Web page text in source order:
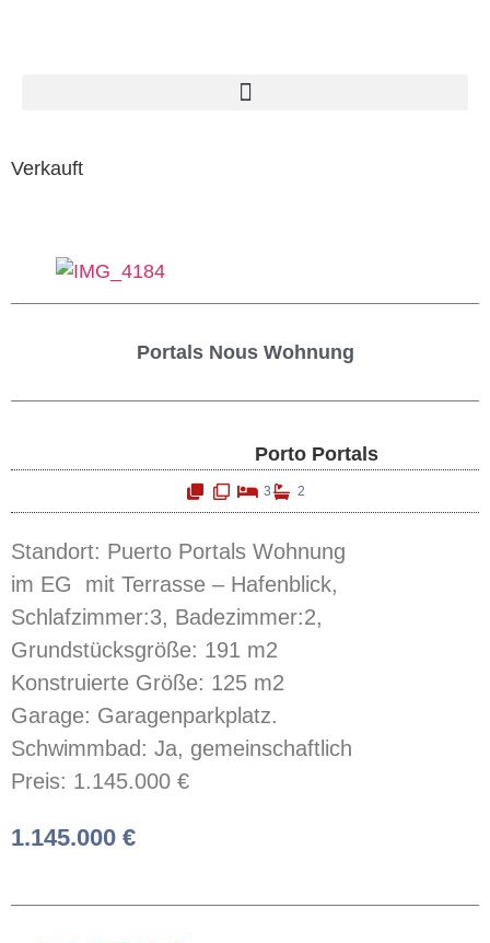
Verkauft
Portals Nous Wohnung
Porto Portals
3 2
Standort: Puerto Portals Wohnung
im EG mit Terrasse – Hafenblick,
Schlafzimmer:3, Badezimmer:2,
Grundstücksgröße: 191 m2
Konstruierte Größe: 125 m2
Garage: Garagenparkplatz.
Schwimmbad: Ja, gemeinschaftlich
Preis: 1.145.000 €
1.145.000 €